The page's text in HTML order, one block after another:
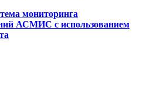
мониторинга
АСМИС с использованием